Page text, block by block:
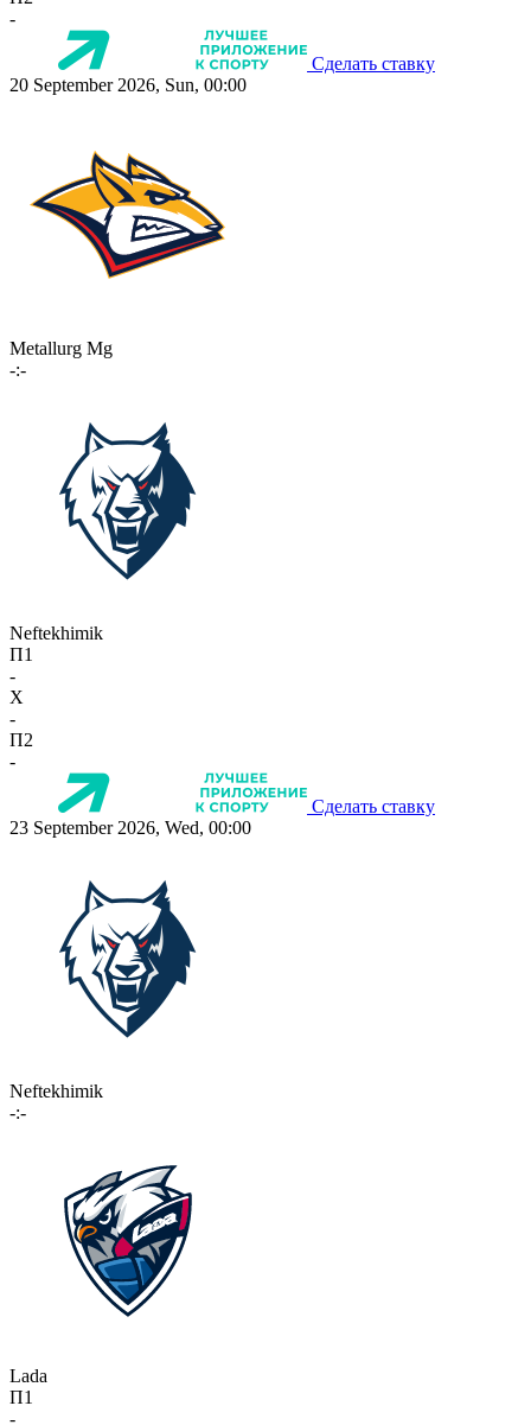
-
Сделать ставку
20 September 2026, Sun, 00:00
Metallurg Mg
-:-
Neftekhimik
П1
-
X
-
П2
-
Сделать ставку
23 September 2026, Wed, 00:00
Neftekhimik
-:-
Lada
П1
-